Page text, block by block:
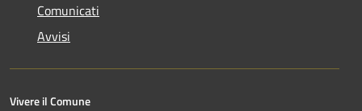
Comunicati
Avvisi
Vivere il Comune